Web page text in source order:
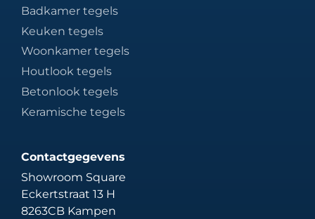
Badkamer tegels
Keuken tegels
Woonkamer tegels
Houtlook tegels
Betonlook tegels
Keramische tegels
Contactgegevens
Showroom Square
Eckertstraat 13 H
8263CB Kampen